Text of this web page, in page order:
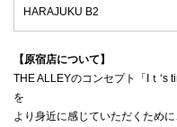
HARAJUKU B2
【原宿店について】
THE ALLEYのコンセプト「Iｔ‘s
を
より身近に感じていただくため